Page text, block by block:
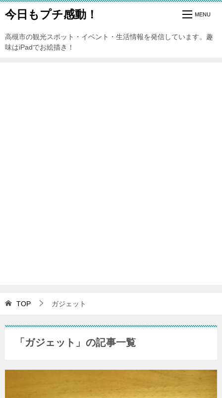
今日もプチ感動！
高槻市の観光スポット・イベント・生活情報を発信しています。趣
味はiPadでお絵描き！
TOP ガジェット
「ガジェット」の記事一覧